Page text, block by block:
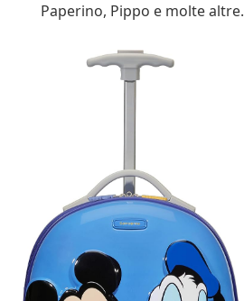
Paperino, Pippo e molte altre.